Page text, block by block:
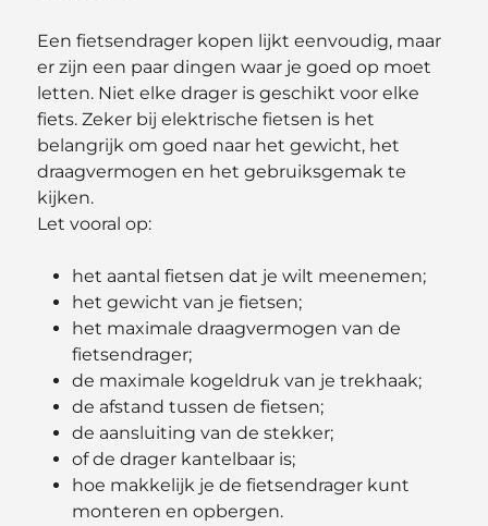
Een fietsendrager kopen lijkt eenvoudig, maar
er zijn een paar dingen waar je goed op moet
letten. Niet elke drager is geschikt voor elke
fiets. Zeker bij elektrische fietsen is het
belangrijk om goed naar het gewicht, het
draagvermogen en het gebruiksgemak te
kijken.
Let vooral op:
het aantal fietsen dat je wilt meenemen;
het gewicht van je fietsen;
het maximale draagvermogen van de
fietsendrager;
de maximale kogeldruk van je trekhaak;
de afstand tussen de fietsen;
de aansluiting van de stekker;
of de drager kantelbaar is;
hoe makkelijk je de fietsendrager kunt
monteren en opbergen.